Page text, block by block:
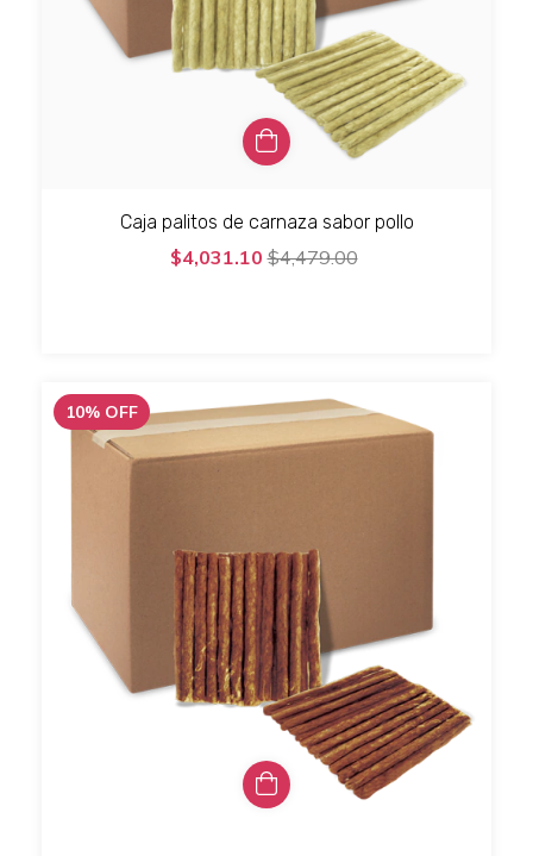
Caja palitos de carnaza sabor pollo
$4,031.10$4,479.00
10% OFF